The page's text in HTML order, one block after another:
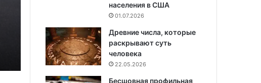
населения в США
01.07.2026
Древние числа, которые
раскрывают суть
человека
22.05.2026
Бесшовная профильная